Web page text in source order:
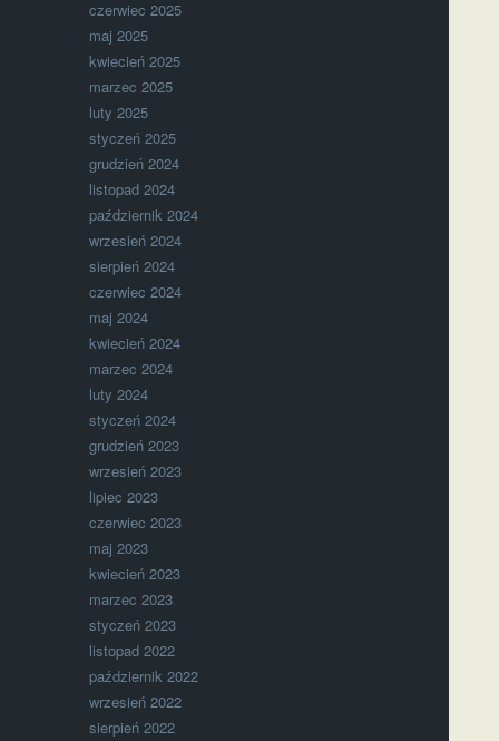
czerwiec 2025
maj 2025
kwiecień 2025
marzec 2025
luty 2025
styczeń 2025
grudzień 2024
listopad 2024
październik 2024
wrzesień 2024
sierpień 2024
czerwiec 2024
maj 2024
kwiecień 2024
marzec 2024
luty 2024
styczeń 2024
grudzień 2023
wrzesień 2023
lipiec 2023
czerwiec 2023
maj 2023
kwiecień 2023
marzec 2023
styczeń 2023
listopad 2022
październik 2022
wrzesień 2022
sierpień 2022